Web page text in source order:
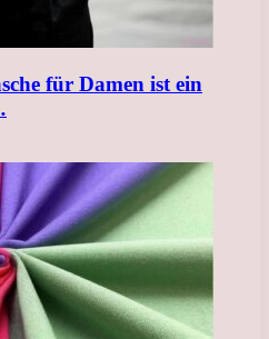
für Damen ist ein